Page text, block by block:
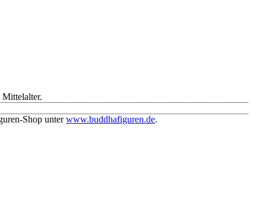
Mittelalter.
Shop unterwww.buddhafiguren.de.